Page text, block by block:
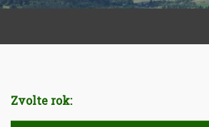
Zvolte rok: